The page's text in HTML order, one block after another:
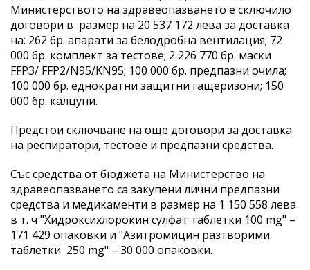
Министерството на здравеопазването е сключило
договори в размер на 20 537 172 лева за доставка
на: 262 бр. апарати за белодробна вентилация; 72
000 бр. комплект за тестове; 2 226 770 бр. маски
FFP3/ FFP2/N95/KN95; 100 000 бр. предпазни очила;
100 000 бр. еднократни защитни гащеризони; 150
000 бр. калцуни.
Предстои сключване на още договори за доставка
на респиратори, тестове и предпазни средства.
Със средства от бюджета на Министерство на
здравеопазването са закупени лични предпазни
средства и медикаменти в размер на 1 150 558 лева
в т. ч "Хидроксихлорокин сулфат таблетки 100 mg" –
171 429 опаковки и "Азитромицин разтворими
таблетки 250 mg" – 30 000 опаковки.